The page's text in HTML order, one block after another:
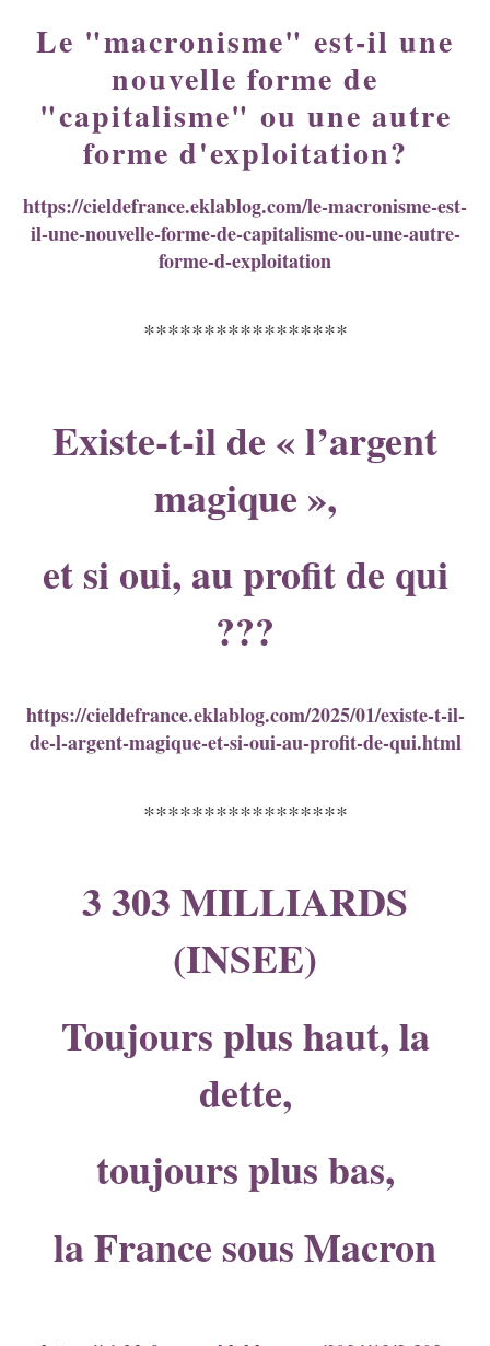
Le "macronisme" est-il une
nouvelle forme de
"capitalisme" ou une autre
forme d'exploitation?
https://cieldefrance.eklablog.com/le-macronisme-est-
il-une-nouvelle-forme-de-capitalisme-ou-une-autre-
forme-d-exploitation
*****************
Existe-t-il de « l’argent
magique »,
et si oui, au profit de qui
???
https://cieldefrance.eklablog.com/2025/01/existe-t-il-
de-l-argent-magique-et-si-oui-au-profit-de-qui.html
*****************
3 303 MILLIARDS
(INSEE)
Toujours plus haut, la
dette,
toujours plus bas,
la France sous Macron